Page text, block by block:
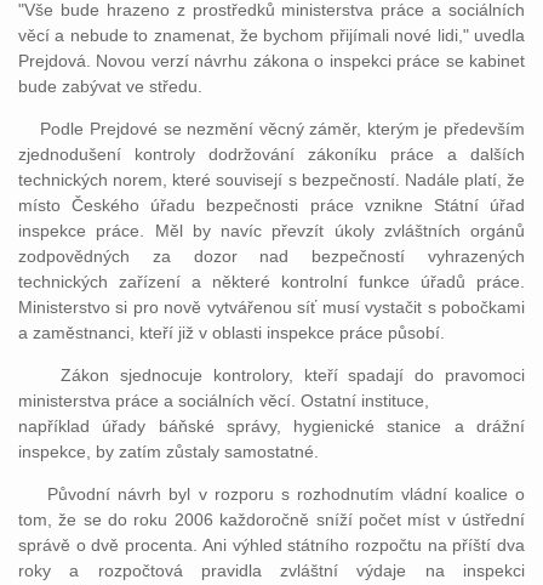
"Vše bude hrazeno z prostředků ministerstva práce a sociálních
věcí a nebude to znamenat, že bychom přijímali nové lidi," uvedla
Prejdová. Novou verzí návrhu zákona o inspekci práce se kabinet
bude zabývat ve středu.
Podle Prejdové se nezmění věcný záměr, kterým je především
zjednodušení kontroly dodržování zákoníku práce a dalších
technických norem, které souvisejí s bezpečností. Nadále platí, že
místo Českého úřadu bezpečnosti práce vznikne Státní úřad
inspekce práce. Měl by navíc převzít úkoly zvláštních orgánů
zodpovědných za dozor nad bezpečností vyhrazených
technických zařízení a některé kontrolní funkce úřadů práce.
Ministerstvo si pro nově vytvářenou síť musí vystačit s pobočkami
a zaměstnanci, kteří již v oblasti inspekce práce působí.
Zákon sjednocuje kontrolory, kteří spadají do pravomoci
ministerstva práce a sociálních věcí. Ostatní instituce,
například úřady báňské správy, hygienické stanice a drážní
inspekce, by zatím zůstaly samostatné.
Původní návrh byl v rozporu s rozhodnutím vládní koalice o
tom, že se do roku 2006 každoročně sníží počet míst v ústřední
správě o dvě procenta. Ani výhled státního rozpočtu na příští dva
roky a rozpočtová pravidla zvláštní výdaje na inspekci